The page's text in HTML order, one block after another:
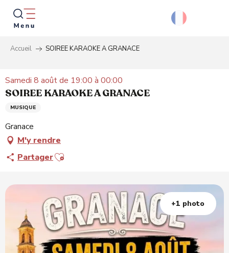
Aller
contenu
principal
Accueil SOIREE KARAOKE A GRANACE
Samedi 8 août de 19:00 à 00:00
SOIREE KARAOKE A GRANACE
MUSIQUE
Granace
M'y rendre
PartagerAjouter aux favoris
+1 photo